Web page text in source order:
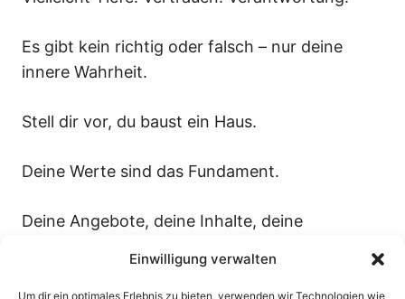
Einwilligung verwalten
Um dir ein optimales Erlebnis zu bieten, verwenden wir Technologien wie
Es gibt kein richtig oder falsch – nur deine
innere Wahrheit.
Stell dir vor, du baust ein Haus.
Deine Werte sind das Fundament.
Deine Angebote, deine Inhalte, deine